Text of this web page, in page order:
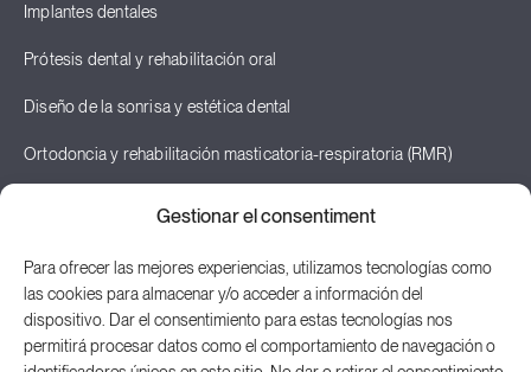
Gestionar el consentiment
Para ofrecer las mejores experiencias, utilizamos tecnologías como
las cookies para almacenar y/o acceder a información del
dispositivo. Dar el consentimiento para estas tecnologías nos
permitirá procesar datos como el comportamiento de navegación o
Implantes dentales
Prótesis dental y rehabilitación oral
Diseño de la sonrisa y estética dental
Ortodoncia y rehabilitación masticatoria-respiratoria (RMR)
Posturología